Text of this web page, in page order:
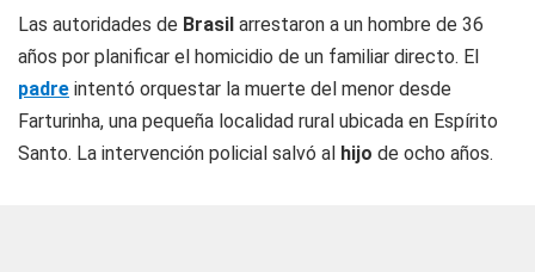
Las autoridades de Brasil arrestaron a un hombre de 36
años por planificar el homicidio de un familiar directo. El
padre intentó orquestar la muerte del menor desde
Farturinha, una pequeña localidad rural ubicada en Espírito
Santo. La intervención policial salvó al hijo de ocho años.